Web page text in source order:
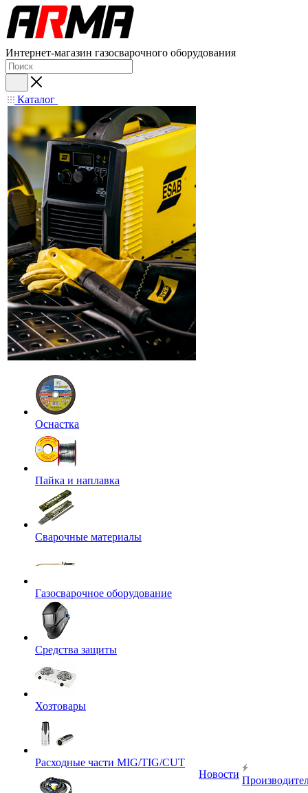
Интернет-магазин газосварочного оборудования
Каталог
Оснастка
Пайка и наплавка
Сварочные материалы
Газосварочное оборудование
Средства защиты
Хозтовары
Расходные части MIG/TIG/CUT
Новости